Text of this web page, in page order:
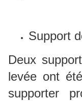
Support
Deux
levée ont
supporter